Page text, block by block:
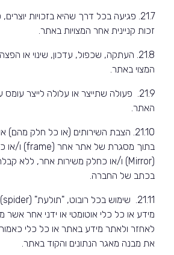
21.7. פגיעה בכל דרך שהיא בזכויות
זכות קניינית אחר המצויות באתר.
21.8. העתקה, שכפול, עדכון, שינוי או
המצוי באתר.
21.9. פעולה שתייצר או עלולה לייצר
האתר.
21.10. הצבת השירותים (או כל חלק
בתוך מסגרת של אתר אחר (frame) ו/או
(
Mirror) ו/או כחלק משירות אחר, ללא
בכתב של החברה.
21.11. שימוש בכל רובוט, "תולעת" ( spider
מידע או כל כלי אוטומטי או ידני אחר אשר
לאחזר ולאתר מידע באתר או כל כלי
את מבנה מאגר הנתונים והקוד באתר.